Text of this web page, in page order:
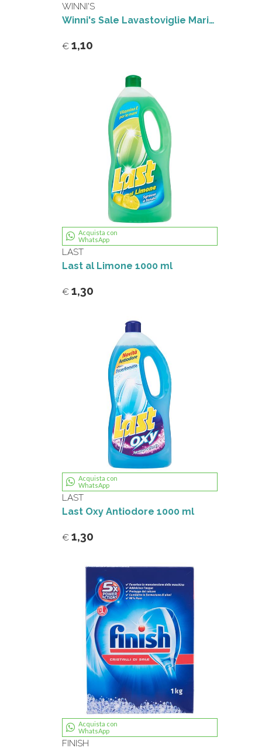
WINNI'S
Winni's Sale Lavastoviglie Marino Purissimo 1 kg
€ 1,10
Acquista con
WhatsApp
LAST
Last al Limone 1000 ml
€ 1,30
Acquista con
WhatsApp
LAST
Last Oxy Antiodore 1000 ml
€ 1,30
Acquista con
WhatsApp
FINISH